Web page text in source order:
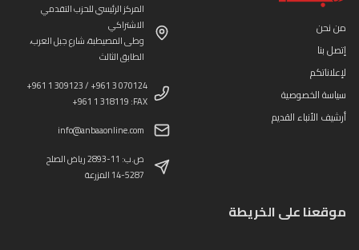
من نحن
إتصل بنا
لإعلاناتكم
سياسة الخصوصية
أرشيف الأنباء القديم
المركز الرئيسي للحزب التقدمي
الاشتراكي
وطى المصيطبة، شارع جبل العرب،
الطابق الثالث
+961 1 309123 / +961 3 070124
+961 1 318119 :FAX
info@anbaaonline.com
ص.ب: 11-2893 رياض الصلح
14-5287 المزرعة
موقعنا على الخريطة